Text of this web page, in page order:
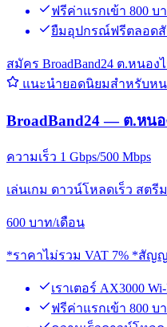
ฟรีค่าแรกเข้า 800 บ
ยืมอุปกรณ์ฟรีตลอด
สมัคร BroadBand24 ต.หนอง
แนะนำยอดนิยมสำหรับหน
BroadBand24 — ต.หนอ
ความเร็ว 1 Gbps/500 Mbps
เล่นเกม ดาวน์โหลดเร็ว สตรี
600 บาท/เดือน
*ราคาไม่รวม VAT 7% *สัญ
เราเตอร์ AX3000
ฟรีค่าแรกเข้า 800 บ